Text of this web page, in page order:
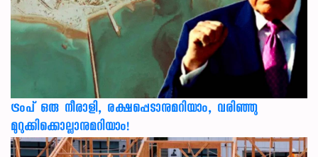
ട്രംപ് ഒരു നീരാളി, രക്ഷപ്പെടാനുമറിയാം, വരിഞ്ഞു
മുറുക്കിക്കൊല്ലാനുമറിയാം!